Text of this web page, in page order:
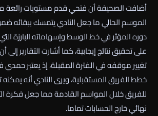
أضافت الصحيفة أن فتحي قدم مستويات رائعة
الموسم الحالي ما جعل النادي يتمسك
دوره المؤثر في خط الوسط وإسهاماته البارزة
على تحقيق نتائج إيجابية، كما أشارت التقارير إلى
تغيير موقفه في الفترة المقبلة، إذ يعتبر
خطط الفريق المستقبلية، ويرى النادي أنه
للفريق خلال المواسم القادمة مما جعل فكرة
نهائي خارج الحسابات تماما.